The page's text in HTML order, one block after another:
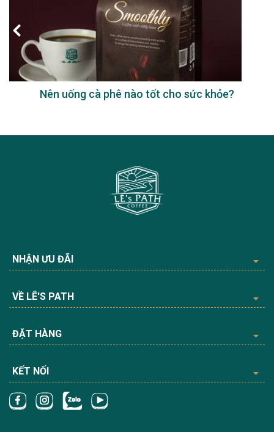
Nên uống cà phê nào tốt cho sức khỏe?
NHẬN ƯU ĐÃI
VỀ LÊ'S PATH
ĐẶT HÀNG
KẾT NỐI